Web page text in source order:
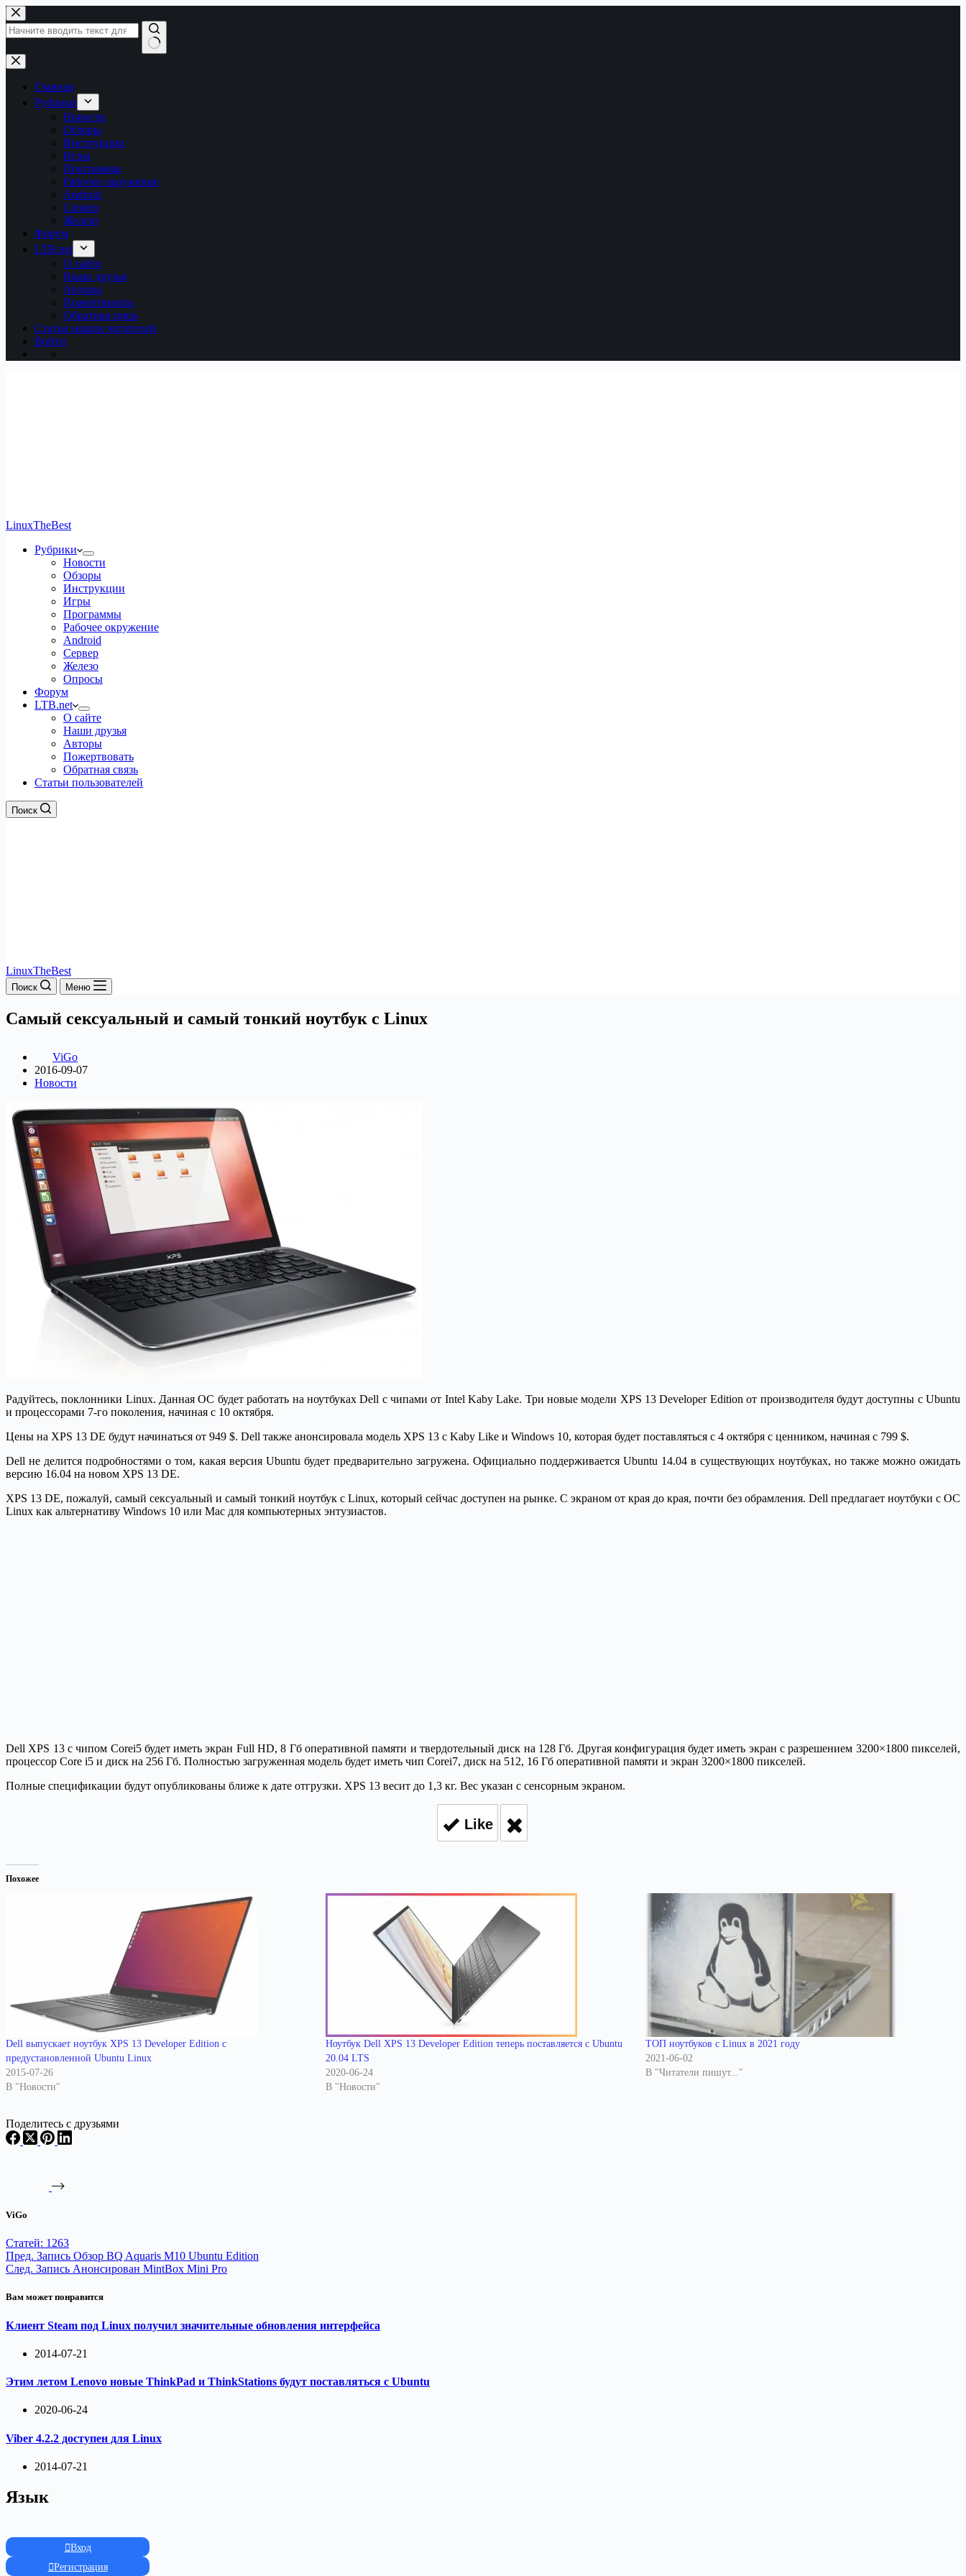
Перейти
к
сути
Ничего
не
найденоГлавная
Рубрики
Новости
Обзоры
Инструкции
Игры
Программы
Рабочее окружение
Android
Сервер
Железо
Форум
LTB.net
О сайте
Наши друзья
Авторы
Пожертвовать
Обратная связь
Статьи наших читателей
Войти
LinuxTheBest
Рубрики
Новости
Обзоры
Инструкции
Игры
Программы
Рабочее окружение
Android
Сервер
Железо
Опросы
Форум
LTB.net
О сайте
Наши друзья
Авторы
Пожертвовать
Обратная связь
Статьи пользователей
Поиск
LinuxTheBest
Поиск Меню
Самый сексуальный и самый тонкий ноутбук c Linux
ViGo
2016-09-07
Новости
Радуйтесь, поклонники Linux. Данная ОС будет работать на ноутбуках Dell с чипами от Intel Kaby Lake. Три новые модели XPS 13 Developer Edition от производителя будут доступны с Ubuntu
и процессорами 7-го поколения, начиная с 10 октября.
Цены на XPS 13 DE будут начинаться от 949 $. Dell также анонсировала модель XPS 13 с Kaby Like и Windows 10, которая будет поставляться с 4 октября с ценником, начиная с 799 $.
Dell не делится подробностями о том, какая версия Ubuntu будет предварительно загружена. Официально поддерживается Ubuntu 14.04 в существующих ноутбуках, но также можно ожидать
версию 16.04 на новом XPS 13 DE.
XPS 13 DE, пожалуй, самый сексуальный и самый тонкий ноутбук c Linux, который сейчас доступен на рынке. С экраном от края до края, почти без обрамления. Dell предлагает ноутбуки с ОС
Linux как альтернативу Windows 10 или Mac для компьютерных энтузиастов.
Dell XPS 13 с чипом Corei5 будет иметь экран Full HD, 8 Гб оперативной памяти и твердотельный диск на 128 Гб. Другая конфигурация будет иметь экран с разрешением 3200×1800 пикселей,
процессор Core i5 и диск на 256 Гб. Полностью загруженная модель будет иметь чип Corei7, диск на 512, 16 Гб оперативной памяти и экран 3200×1800 пикселей.
Полные спецификации будут опубликованы ближе к дате отгрузки. XPS 13 весит до 1,3 кг. Вес указан с сенсорным экраном.
Like
Похожее
Dell выпускает ноутбук XPS 13 Developer Edition с
предустановленной Ubuntu Linux
2015-07-26
В "Новости"
Ноутбук Dell XPS 13 Developer Edition теперь поставляется с Ubuntu
20.04 LTS
2020-06-24
В "Новости"
ТОП ноутбуков с Linux в 2021 году
2021-06-02
В "Читатели пишут..."
Поделитесь с друзьями
ViGo
Статей: 1263
Пред. Запись Обзор BQ Aquaris M10 Ubuntu Edition
След. Запись Анонсирован MintBox Mini Pro
Вам может понравится
Клиент Steam под Linux получил значительные обновления интерфейса
2014-07-21
Этим летом Lenovo новые ThinkPad и ThinkStations будут поставляться с Ubuntu
2020-06-24
Viber 4.2.2 доступен для Linux
2014-07-21
Язык
Вход
Регистрация